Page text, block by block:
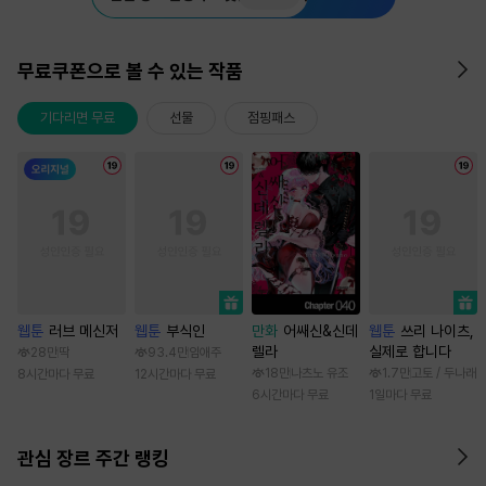
무료쿠폰으로 볼 수 있는 작품
기다리면 무료 선물 점핑패스
웹툰 러브 메신저
28만 딱
8시간마다 무료
웹툰 부식인
93.4만 임애주
12시간마다 무료
만화 어쌔신&신데
렐라
18만 나츠노 유조
6시간마다 무료
웹툰 쓰리 나이츠,
실제로 합니다
1.7만 고토 / 두나래
1일마다 무료
관심 장르 주간 랭킹